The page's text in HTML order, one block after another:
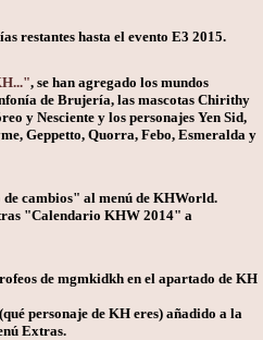
restantes hasta el evento E3 2015.
, se han agregado los mundos
de Brujería, las mascotas Chirithy
y Nesciente y los personajes Yen Sid,
Geppetto, Quorra, Febo, Esmeralda y
cambios" al menú de KHWorld.
"Calendario KHW 2014" a
de mgmkidkh en el apartado de KH
personaje de KH eres) añadido a la
Extras.